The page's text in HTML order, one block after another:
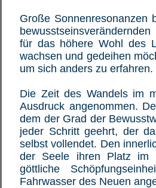
Große Sonnenresonanzen
für das höhere Wohl des
wachsen und gedeihen
um sich anders zu erfahren.
Die Zeit des Wandels im
Ausdruck angenommen.
dem der Grad der
jeder Schritt geehrt, der
selbst vollendet. Den
der Seele ihren Platz im
göttliche
Fahrwasser des Neuen